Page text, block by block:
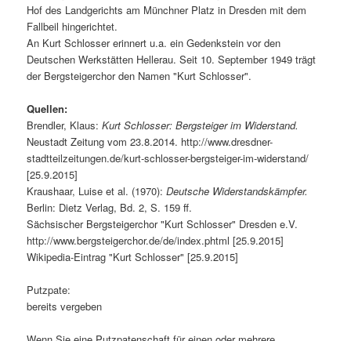
Hof des Landgerichts am Münchner Platz in Dresden mit dem
Fallbeil hingerichtet.
An Kurt Schlosser erinnert u.a. ein Gedenkstein vor den
Deutschen Werkstätten Hellerau. Seit 10. September 1949 trägt
der Bergsteigerchor den Namen "Kurt Schlosser".
Quellen:
Brendler, Klaus:Kurt Schlosser: Bergsteiger im Widerstand.
Neustadt Zeitung vom 23.8.2014. http://www.dresdner-
stadtteilzeitungen.de/kurt-schlosser-bergsteiger-im-widerstand/
[25.9.2015]
Kraushaar, Luise et al. (1970):Deutsche Widerstandskämpfer.
Berlin: Dietz Verlag, Bd. 2, S. 159 ff.
Sächsischer Bergsteigerchor "Kurt Schlosser" Dresden e.V.
http://www.bergsteigerchor.de/de/index.phtml [25.9.2015]
Wikipedia-Eintrag "Kurt Schlosser" [25.9.2015]
Putzpate:
bereits vergeben